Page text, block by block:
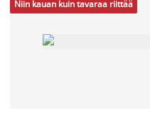
Niin kauan kuin tavaraa riittää